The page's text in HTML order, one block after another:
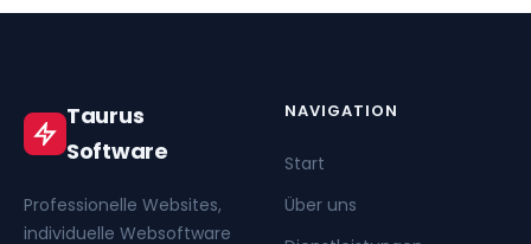
Taurus
Software
Professionelle Websites,
individuelle Websoftware
NAVIGATION
Start
Über uns